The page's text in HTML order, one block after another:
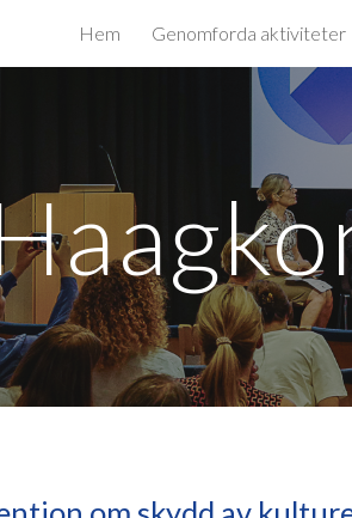
Skip to main content
Hem Genomforda aktiviteter